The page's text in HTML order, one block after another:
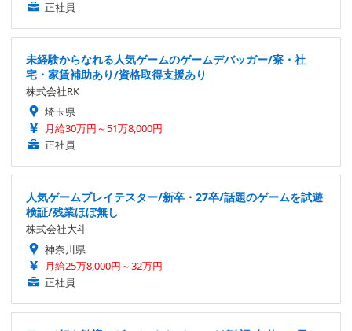
正社員
未経験からなれる人気ゲームのゲームデバッガー/寮・社
宅・家賃補助あり/資格取得支援あり
株式会社RK
埼玉県
月給30万円～51万8,000円
正社員
人気ゲームプレイテスター/新卒・27卒/話題のゲームを試遊
検証/残業ほぼ無し
株式会社大斗
神奈川県
月給25万8,000円～32万円
正社員